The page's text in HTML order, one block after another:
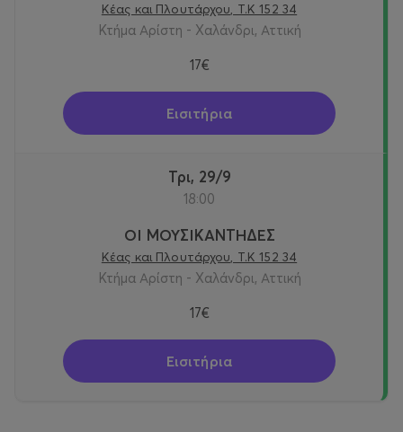
Κέας και Πλουτάρχου, Τ.Κ 152 34
Κτήμα Αρίστη - Χαλάνδρι, Αττική
17€
Εισιτήρια
Τρι, 29/9
18:00
ΟΙ ΜΟΥΣΙΚΑΝΤΗΔΕΣ
Κέας και Πλουτάρχου, Τ.Κ 152 34
Κτήμα Αρίστη - Χαλάνδρι, Αττική
17€
Εισιτήρια